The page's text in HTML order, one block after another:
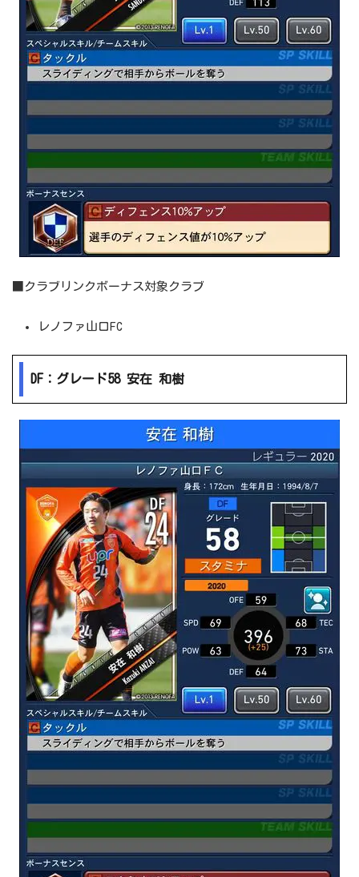
■クラブリンクボーナス対象クラブ
レノファ山口FC
DF：グレード58 安在 和樹